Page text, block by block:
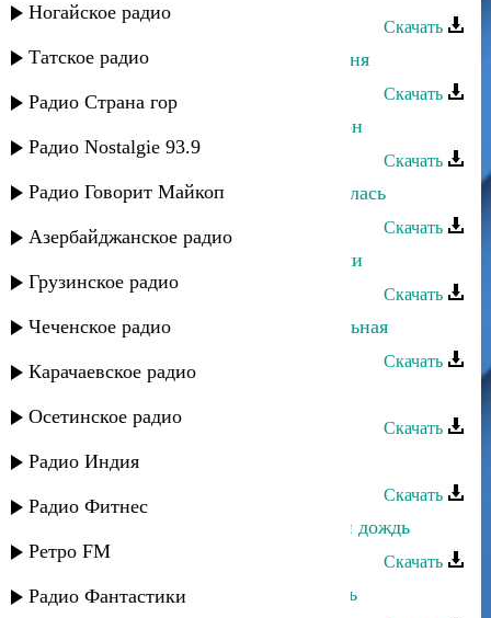
Ногайское радио
Татское радио
Радио Страна гор
Радио Nostalgie 93.9
Радио Говорит Майкоп
Азербайджанское радио
Грузинское радио
Чеченское радио
Карачаевское радио
Осетинское радио
Радио Индия
Радио Фитнес
Ретро FM
Радио Фантастики
Скачать
Сергей Ильясафов - Ты сразила меня
Скачать
Сергей Ильясафов - Арюсь ва хатон
Скачать
Сергей Ильясафов - Не ты ли смеялась
Скачать
Сергей Ильясафов - Как мы любили
Скачать
Сергей Ильясафов - Инструментальная
Скачать
Скачать
Сергей Ильясафов - Дождь
Скачать
Сергей Ильясафов - Сумасшедший дождь
Скачать
Сергей Ильясафов - Первая любовь